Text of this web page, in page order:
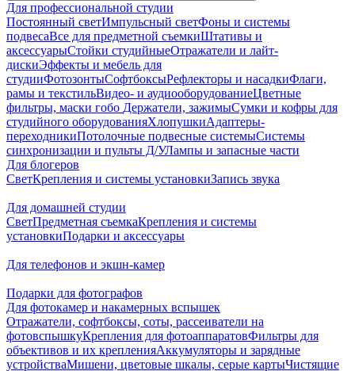
Для профессиональной студии
Постоянный светИмпульсный светФоны и системы
подвесаВсе для предметной съемкиШтативы и
аксессуарыСтойки студийныеОтражатели и лайт-
дискиЭффекты и мебель для
студииФотозонтыСофтбоксыРефлекторы и насадкиФлаги,
рамы и текстильВидео- и аудиооборудованиеЦветные
фильтры, маски гобо Держатели, зажимыСумки и кофры для
студийного оборудованияХлопушкиАдаптеры-
переходникиПотолочные подвесные системыСистемы
синхронизации и пульты Д/УЛампы и запасные части
Для блогеров
СветКрепления и системы установкиЗапись звука
Для домашней студии
СветПредметная съемкаКрепления и системы
установкиПодарки и аксессуары
Для телефонов и экшн-камер
Подарки для фотографов
Для фотокамер и накамерных вспышек
Отражатели, софтбоксы, соты, рассеиватели на
фотовспышкуКрепления для фотоаппаратовФильтры для
объективов и их крепленияАккумуляторы и зарядные
устройстваМишени, цветовые шкалы, серые картыЧистящие